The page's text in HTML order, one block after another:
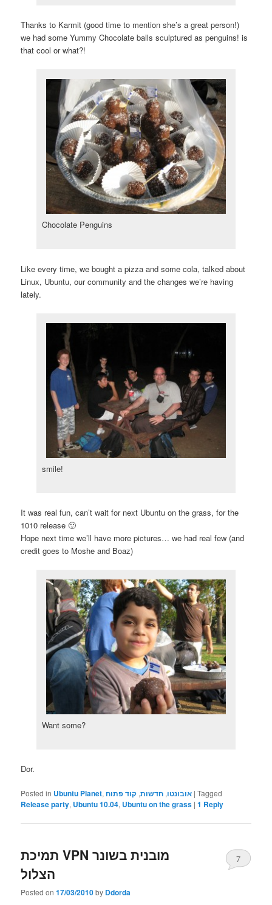
Thanks to Karmit (good time to mention she’s a great person!)
we had some Yummy Chocolate balls sculptured as penguins! is
that cool or what?!
Chocolate Penguins
Like every time, we bought a pizza and some cola, talked about
Linux, Ubuntu, our community and the changes we’re having
lately.
smile!
It was real fun, can’t wait for next Ubuntu on the grass, for the
1010 release 🙂
Hope next time we’ll have more pictures… we had real few (and
credit goes to Moshe and Boaz)
Want some?
Dor.
Posted in Ubuntu Planet, אובונטו, חדשות, קוד פתוח |Tagged
Release party, Ubuntu 10.04, Ubuntu on the grass |1 Reply
תמיכת VPN מובנית בשונר
הצלול
Posted on17/03/2010by Ddorda
7